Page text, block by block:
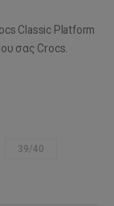
Classic Platform
σας Crocs.
39/40